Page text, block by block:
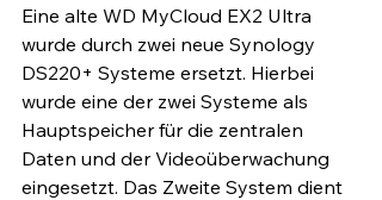
Eine alte WD MyCloud EX2 Ultra
wurde durch zwei neue Synology
DS220+ Systeme ersetzt. Hierbei
wurde eine der zwei Systeme als
Hauptspeicher für die zentralen
Daten und der Videoüberwachung
eingesetzt. Das Zweite System dient